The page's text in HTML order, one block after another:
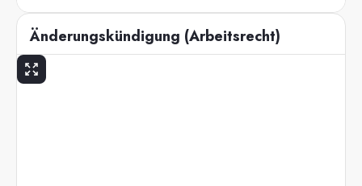
Änderungskündigung (Arbeitsrecht)